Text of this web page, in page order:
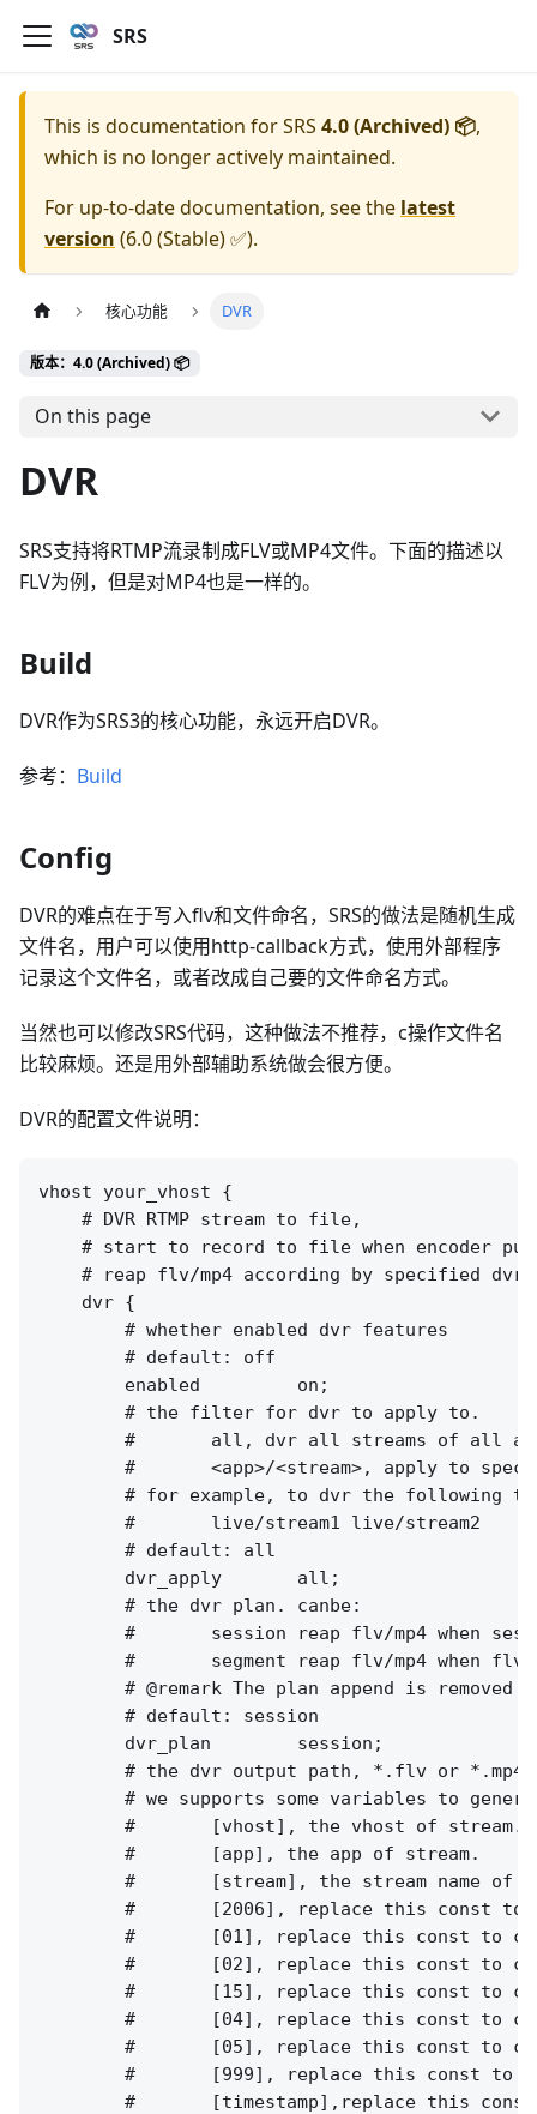
SRS
This is documentation forSRS 4.0 (Archived) 📦,
which is no longer actively maintained.
For up-to-date documentation, see the latest
version (6.0 (Stable) ✅).
核心功能 DVR
版本：4.0 (Archived) 📦
On this page
DVR
SRS支持将RTMP流录制成FLV或MP4文件。下面的描述以
FLV为例，但是对MP4也是一样的。
Build
DVR作为SRS3的核心功能，永远开启DVR。
参考： Build
Config
DVR的难点在于写入flv和文件命名，SRS的做法是随机生成
文件名，用户可以使用http-callback方式，使用外部程序
记录这个文件名，或者改成自己要的文件命名方式。
当然也可以修改SRS代码，这种做法不推荐，c操作文件名
比较麻烦。还是用外部辅助系统做会很方便。
DVR的配置文件说明：
vhost your_vhost {
    # DVR RTMP stream to file,
# start to record to file when encoder
# reap flv/mp4 according by specified
    dvr {
        # whether enabled dvr features
        # default: off
        enabled         on;
        # the filter for dvr to apply to.
#       all, dvr all streams of all
#       <app>/<stream>, apply to
# for example, to dvr the following
        #       live/stream1 live/stream2
        # default: all
        dvr_apply       all;
        # the dvr plan. canbe:
#       session reap flv/mp4 when
#       segment reap flv/mp4 when
# @remark The plan append is removed
        # default: session
        dvr_plan        session;
        # the dvr output path, *.flv or *.mp4.
# we supports some variables to
        #       [vhost], the vhost of stream.
        #       [app], the app of stream.
#       [stream], the stream name of
#       [2006], replace this const to
#       [01], replace this const to
#       [02], replace this const to
#       [15], replace this const to
#       [04], replace this const to
#       [05], replace this const to
#       [999], replace this const to
#       [timestamp],replace this